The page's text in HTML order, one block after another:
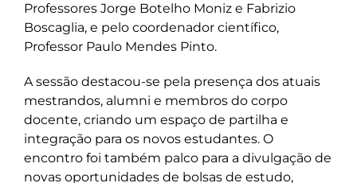
Professores Jorge Botelho Moniz e Fabrizio
Boscaglia, e pelo coordenador científico,
Professor Paulo Mendes Pinto.
A sessão destacou-se pela presença dos atuais
mestrandos, alumni e membros do corpo
docente, criando um espaço de partilha e
integração para os novos estudantes. O
encontro foi também palco para a divulgação de
novas oportunidades de bolsas de estudo,